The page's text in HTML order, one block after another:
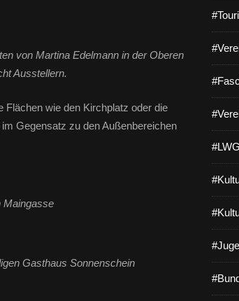
von Martina Edelmann in der Oberen
Ausstellern.
Flächen wie den Kirchplatz oder die
Gegensatz zu den Außenbereichen
Maingasse
Gasthaus Sonnenschein